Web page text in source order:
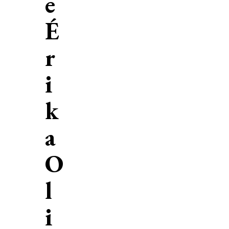
É
r
i
k
a
O
l
i